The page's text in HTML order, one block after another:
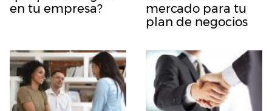
en tu empresa?
mercado para tu
plan de negocios